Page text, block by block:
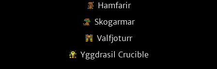
Hamfarir
Skogarmar
Valfjoturr
Yggdrasil Crucible